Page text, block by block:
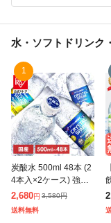
水・ソフトドリンク
1
炭酸水 500ml 48本 (2
4本入×2ケース) 強炭
酸水 無糖 プレーン レ
モン 天然水 スパーク
リング ソーダ カロリ
2,680円 3,580円
送料無料